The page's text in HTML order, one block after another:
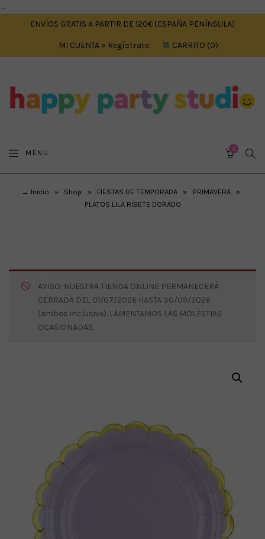
....
ENVÍOS GRATIS A PARTIR DE 120€ (ESPAÑA PENÍNSULA)
MI CUENTA » Regístrate CARRITO 0
MENU 0
→ Inicio » Shop » FIESTAS DE TEMPORADA » PRIMAVERA
»
PLATOS LILA RIBETE DORADO
AVISO: NUESTRA TIENDA ONLINE PERMANECERÁ
CERRADA DEL 01/07/2026 HASTA 30/09/2026
(ambos inclusive). LAMENTAMOS LAS MOLESTIAS
OCASIONADAS.